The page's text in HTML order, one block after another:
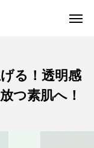
る！透明感
つ素肌へ！